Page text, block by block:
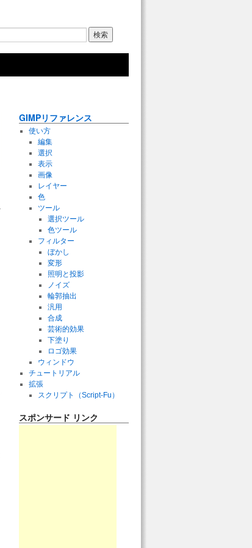
GIMPリファレンス
使い方
編集
選択
表示
画像
レイヤー
色
ツール
選択ツール
色ツール
フィルター
ぼかし
変形
照明と投影
ノイズ
輪郭抽出
汎用
合成
芸術的効果
下塗り
ロゴ効果
ウィンドウ
チュートリアル
拡張
スクリプト（Script-Fu）
スポンサード リンク